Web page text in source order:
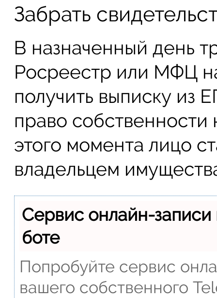
Забрать
В назначенный день
Росреестр или МФЦ
получить выписку из
право
этого момента лицо
владельцем
Сервис онлайн-
боте
Попробуйте сервис
вашего собственного